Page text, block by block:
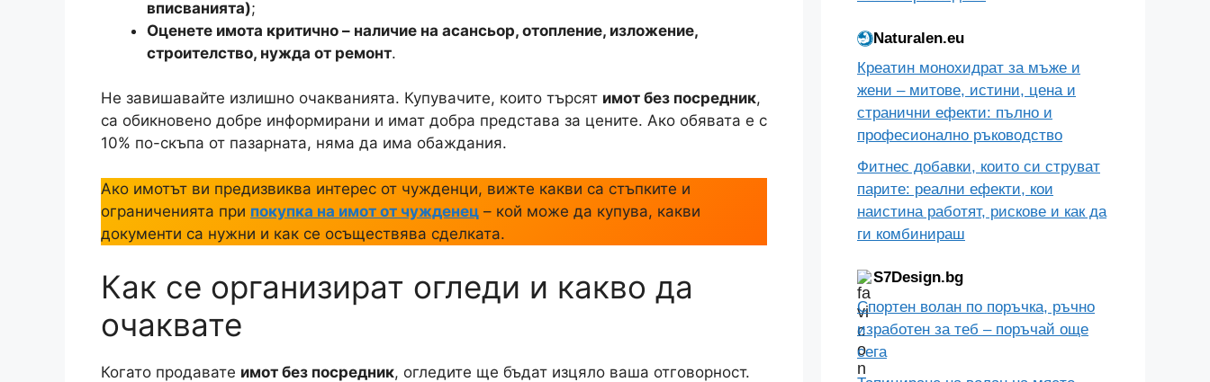
доказателство, че вие сте собственик;
Скица от кадастъра
– за имоти в регулация или земеделски земи;
Удостоверение за данъчна оценка
Удостоверение за наследници(ако имотът е придобит по наследство);
София – от панелен блок до
луксозен топ имот в южните
квартали
декември 9, 2025